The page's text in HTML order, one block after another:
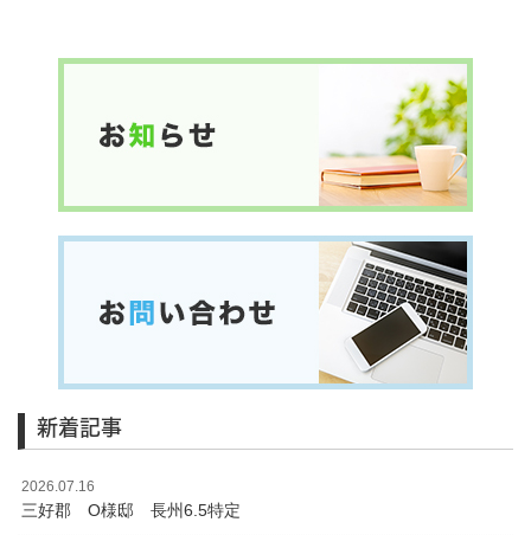
新着記事
2026.07.16
三好郡 O様邸 長州6.5特定